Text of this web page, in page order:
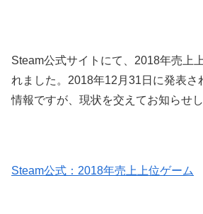
Steam公式サイトにて、2018年売上
れました。2018年12月31日に発表さ
情報ですが、現状を交えてお知らせ
Steam公式：2018年売上上位ゲーム